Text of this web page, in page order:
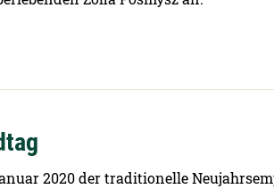
2020 der traditionelle